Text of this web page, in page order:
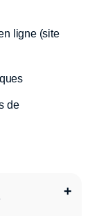
ligne (site
de